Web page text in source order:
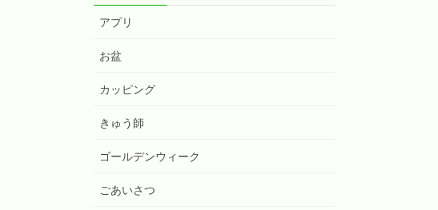
アプリ
お盆
カッピング
きゅう師
ゴールデンウィーク
ごあいさつ